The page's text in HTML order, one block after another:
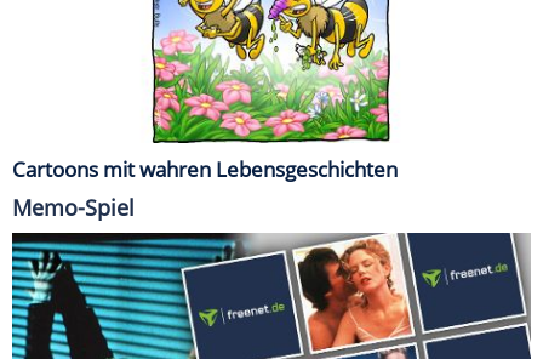
Cartoons mit wahren Lebensgeschichten
Memo-Spiel